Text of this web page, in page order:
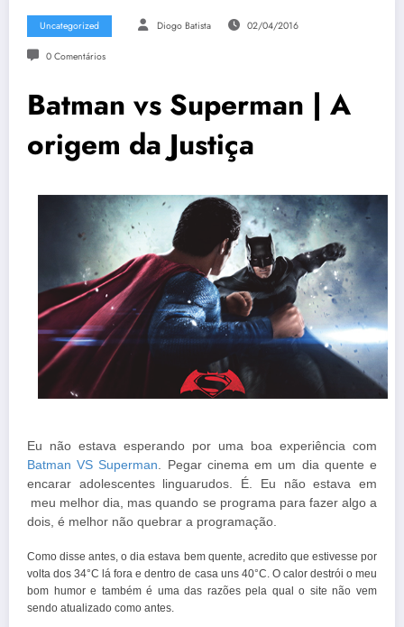
Uncategorized Diogo Batista 02/04/2016
0 Comentários
Batman vs Superman | A
origem da Justiça
Eu não estava esperando por uma boa experiência com
Batman VS Superman. Pegar cinema em um dia quente e
encarar adolescentes linguarudos. É. Eu não estava em
meu melhor dia, mas quando se programa para fazer algo a
dois, é melhor não quebrar a programação.
Como disse antes, o dia estava bem quente, acredito que estivesse por
volta dos 34°C lá fora e dentro de casa uns 40°C. O calor destrói o meu
bom humor e também é uma das razões pela qual o site não vem
sendo atualizado como antes.